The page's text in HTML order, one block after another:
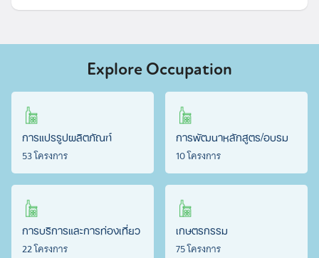
Explore Occupation
การแปรรูปผลิตภัณฑ์
53 โครงการ
การพัฒนาหลักสูตร/อบรม
10 โครงการ
การบริการและการท่องเที่ยว
22 โครงการ
เกษตรกรรม
75 โครงการ